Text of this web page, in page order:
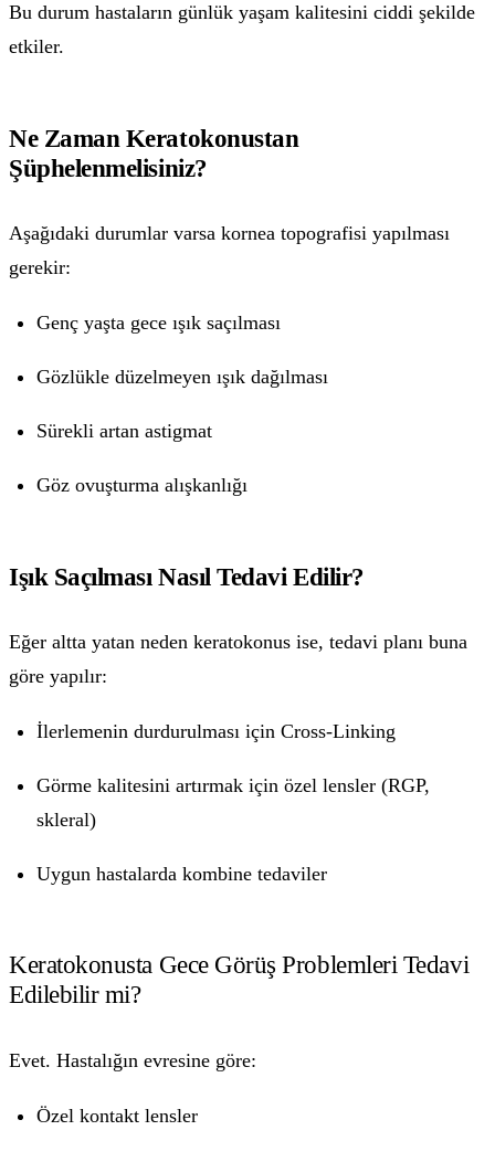
Bu durum hastaların günlük yaşam kalitesini ciddi şekilde
etkiler.
Ne Zaman Keratokonustan
Şüphelenmelisiniz?
Aşağıdaki durumlar varsa kornea topografisi yapılması
gerekir:
Genç yaşta gece ışık saçılması
Gözlükle düzelmeyen ışık dağılması
Sürekli artan astigmat
Göz ovuşturma alışkanlığı
Işık Saçılması Nasıl Tedavi Edilir?
Eğer altta yatan neden keratokonus ise, tedavi planı buna
göre yapılır:
İlerlemenin durdurulması için Cross-Linking
Görme kalitesini artırmak için özel lensler (RGP,
skleral)
Uygun hastalarda kombine tedaviler
Keratokonusta Gece Görüş Problemleri Tedavi
Edilebilir mi?
Evet. Hastalığın evresine göre:
Özel kontakt lensler